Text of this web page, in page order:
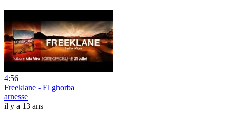
4:56
Freeklane - El ghorba
arnesse
il y a 13 ans